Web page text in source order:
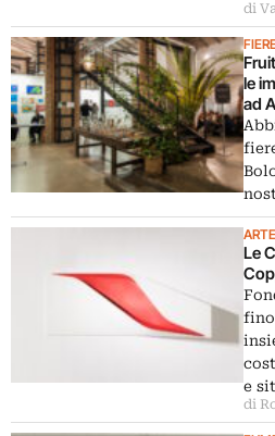
di
le
ad
Le
fino
e
di